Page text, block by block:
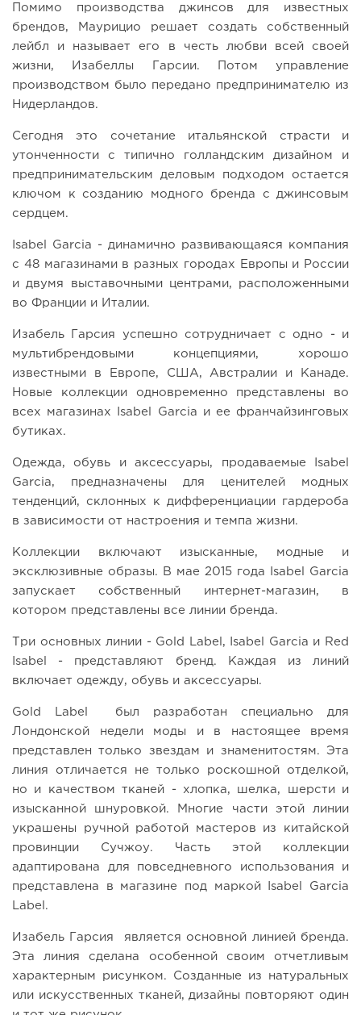
Помимо производства джинсов для известных
брендов, Маурицио решает создать собственный
лейбл и называет его в честь любви всей своей
жизни, Изабеллы Гарсии. Потом управление
производством было передано предпринимателю из
Нидерландов.
Сегодня это сочетание итальянской страсти и
утонченности с типично голландским дизайном и
предпринимательским деловым подходом остается
ключом к созданию модного бренда с джинсовым
сердцем.
Isabel Garcia - динамично развивающаяся компания
с 48 магазинами в разных городах Европы и России
и двумя выставочными центрами, расположенными
во Франции и Италии.
Изабель Гарсия успешно сотрудничает с одно - и
мультибрендовыми концепциями, хорошо
известными в Европе, США, Австралии и Канаде.
Новые коллекции одновременно представлены во
всех магазинах Isabel Garcia и ее франчайзинговых
бутиках.
Одежда, обувь и аксессуары, продаваемые Isabel
Garcia, предназначены для ценителей модных
тенденций, склонных к дифференциации гардероба
в зависимости от настроения и темпа жизни.
Коллекции включают изысканные, модные и
эксклюзивные образы. В мае 2015 года Isabel Garcia
запускает собственный интернет-магазин, в
котором представлены все линии бренда.
Три основных линии - Gold Label, Isabel Garcia и Red
Isabel - представляют бренд. Каждая из линий
включает одежду, обувь и аксессуары.
Gold Label был разработан специально для
Лондонской недели моды и в настоящее время
представлен только звездам и знаменитостям. Эта
линия отличается не только роскошной отделкой,
но и качеством тканей - хлопка, шелка, шерсти и
изысканной шнуровкой. Многие части этой линии
украшены ручной работой мастеров из китайской
провинции Сучжоу. Часть этой коллекции
адаптирована для повседневного использования и
представлена в магазине под маркой Isabel Garcia
Label.
Изабель Гарсия является основной линией бренда.
Эта линия сделана особенной своим отчетливым
характерным рисунком. Созданные из натуральных
или искусственных тканей, дизайны повторяют один